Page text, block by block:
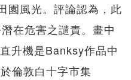
園風光。評論認為，此
在危害之譴責。畫中
升機是Banksy作品中
倫敦白十字市集